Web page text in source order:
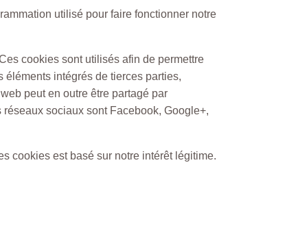
utilisé pour faire fonctionner notre
cookies sont utilisés afin de permettre
éléments intégrés de tierces parties,
peut en outre être partagé par
sociaux sont Facebook, Google+,
cookies est basé sur notre intérêt légitime.